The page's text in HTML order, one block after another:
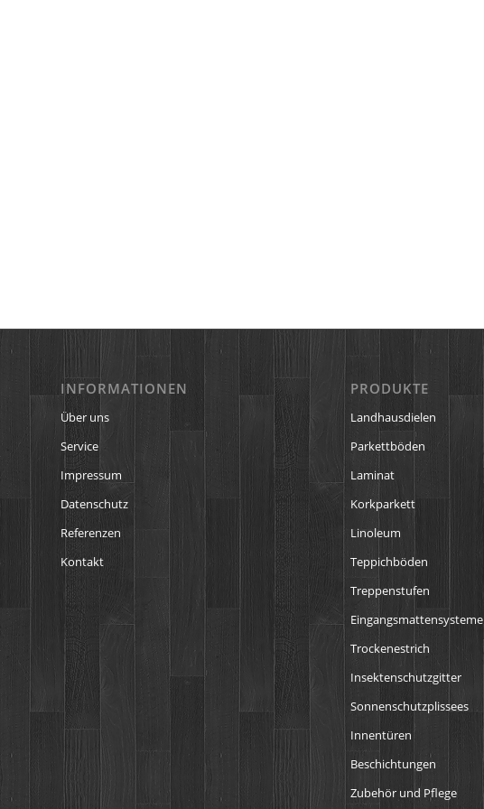
INFORMATIONEN
Über uns
Service
Impressum
Datenschutz
Referenzen
Kontakt
PRODUKTE
Landhausdielen
Parkettböden
Laminat
Korkparkett
Linoleum
Teppichböden
Treppenstufen
Eingangsmattensysteme
Trockenestrich
Insektenschutzgitter
Sonnenschutzplissees
Innentüren
Beschichtungen
Zubehör und Pflege